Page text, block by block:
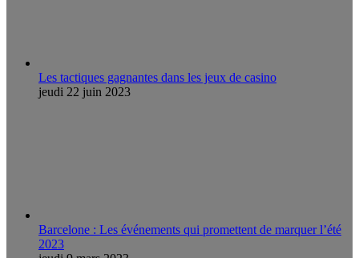
Les tactiques gagnantes dans les jeux de casino
jeudi 22 juin 2023
Barcelone : Les événements qui promettent de marquer l’été
2023